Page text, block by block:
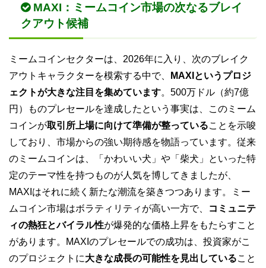
MAXI：ミームコイン市場の次なるブレイ
クアウト候補
ミームコインセクターは、2026年に入り、次のブレイク
アウトキャラクターを模索する中で、
MAXIというプロジ
ェクトが大きな注目を集めています。500万ドル（約7億
円）ものプレセールを達成したという事実は、このミーム
コインが取引所上場に向けて準備が整っていることを示唆
しており、市場からの強い期待感を物語っています。従来
のミームコインは、「かわいい犬」や「柴犬」といった特
定のテーマ性を持つものが人気を博してきましたが、
MAXIはそれに続く新たな潮流を築きつつあります。ミー
ムコイン市場はボラティリティが高い一方で、
コミュニテ
ィの熱狂とバイラル性が爆発的な価格上昇をもたらすこと
があります。MAXIのプレセールでの成功は、投資家がこ
のプロジェクトに大きな成長の可能性を見出していること